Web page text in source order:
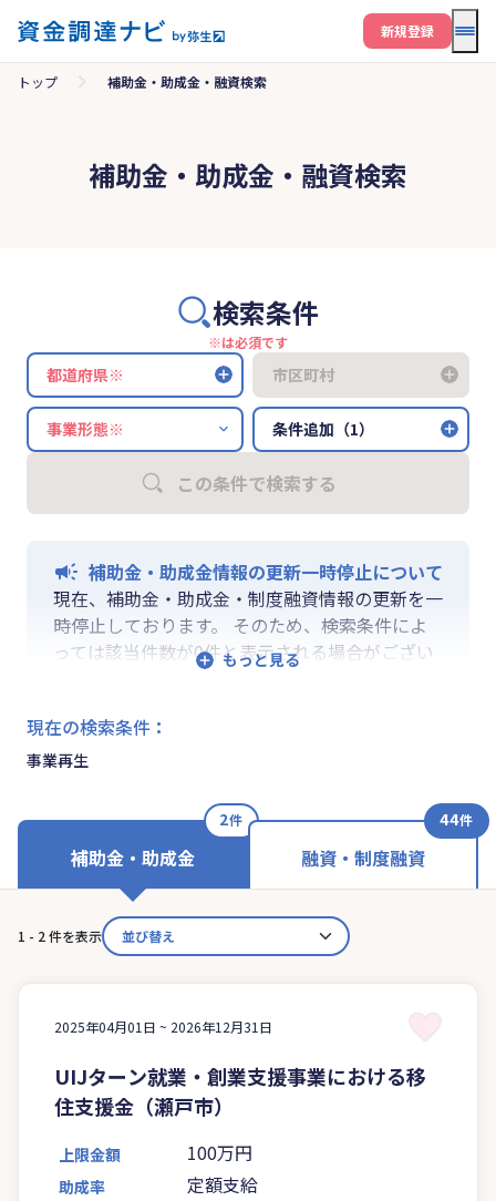
メ
新規登録
トップ 補助金・助成金・融資検索
補助金・助成金・融資検索
検索条件
※は必須です
都道府県※ 市区町村
条件追加（1）
この条件で検索する
補助金・助成金情報の更新一時停止について
現在、補助金・助成金・制度融資情報の更新を一
時停止しております。 そのため、検索条件によ
っては該当件数が0件と表示される場合がござい
ます。 ご迷惑をおかけしますが、更新再開まで
なお、融資情報、ならびに「学ぶ」「作る」「相
談する」の各機能は通常通りご利用いただけま
現在の検索条件 ：
事業再生
補助金・助成金
2件
融資・制度融資
44件
1 - 2 件を表示
2025年04月01日 ~ 2026年12月31日
UIJターン就業・創業支援事業における移
住支援金（瀬戸市）
上限金額 100万円
助成率 定額支給